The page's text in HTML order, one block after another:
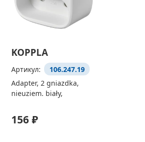
KOPPLA
Артикул:
106.247.19
Adapter, 2 gniazdka,
nieuziem. biały,
156 ₽